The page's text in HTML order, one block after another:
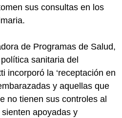
sus consultas en los
de Programas de Salud,
sanitaria del
incorporó la ‘receptación en
y aquellas que
no tienen sus controles al
apoyadas y